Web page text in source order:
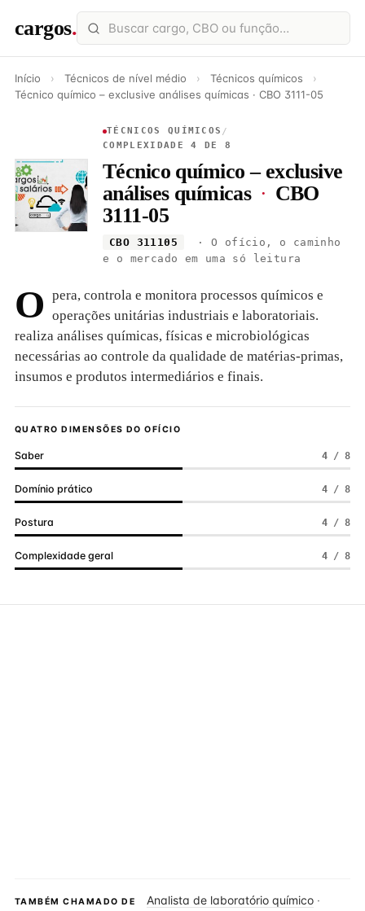
cargos.
Início › Técnicos de nível médio › Técnicos químicos
›
Técnico químico – exclusive análises químicas · CBO 3111-05
TÉCNICOS QUÍMICOS /
COMPLEXIDADE 4 DE 8
Técnico químico – exclusive
análises químicas · CBO
3111-05
CBO 311105
· O ofício, o caminho
e o mercado em uma só leitura
O pera, controla e monitora processos químicos e
operações unitárias industriais e laboratoriais.
realiza análises químicas, físicas e microbiológicas
necessárias ao controle da qualidade de matérias-primas,
insumos e produtos intermediários e finais.
QUATRO DIMENSÕES DO OFÍCIO
Saber 4 / 8
Domínio prático 4 / 8
Postura 4 / 8
Complexidade geral 4 / 8
TAMBÉM CHAMADO DE Analista de laboratório químico ·